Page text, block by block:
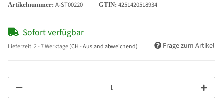
Artikelnummer: A-ST00220 GTIN: 4251420518934
Sofort verfügbar
Lieferzeit:2 - 7 Werktage(CH - Ausland abweichend) Frage zum Artikel